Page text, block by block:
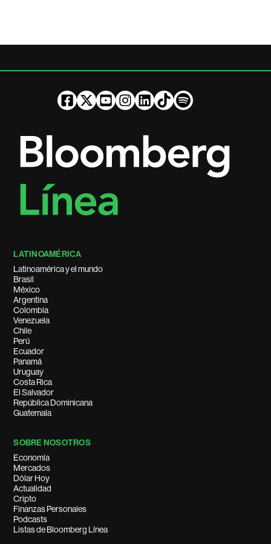
LATINOAMÉRICA
Latinoamérica y el mundo
Brasil
México
Argentina
Colombia
Venezuela
Chile
Perú
Ecuador
Panamá
Uruguay
Costa Rica
El Salvador
República Dominicana
Guatemala
SOBRE NOSOTROS
Economía
Mercados
Dólar Hoy
Actualidad
Cripto
Finanzas Personales
Podcasts
Listas de Bloomberg Línea